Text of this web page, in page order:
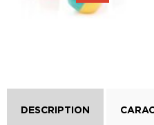
DESCRIPTION